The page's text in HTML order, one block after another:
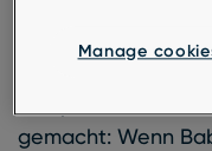
Rätselhafte
gemacht: Wenn
Manage